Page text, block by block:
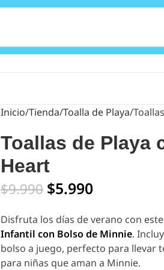
Inicio Tienda Toalla de Playa
Toallas de Playa
Heart
$9.990 $5.990
Disfruta los días de verano con
Infantil con Bolso de Minnie.
bolso a juego, perfecto para llevar
para niñas que aman a Minnie.